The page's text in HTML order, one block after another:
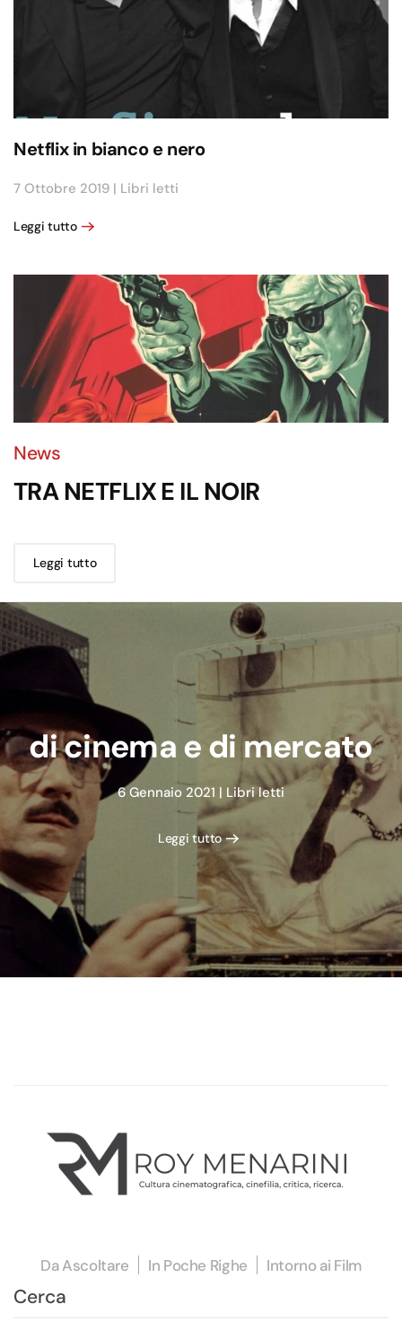
Netflix in bianco e nero
7 Ottobre 2019 | Libri letti
Leggi tutto
News
TRA NETFLIX E IL NOIR
Leggi tutto
di cinema e di mercato
6 Gennaio 2021 | Libri letti
Leggi tutto
Da Ascoltare In Poche Righe Intorno ai Film